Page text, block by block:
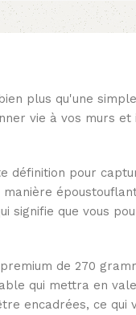
plus qu'une
vie à vos murs
définition pour
signifie que vous
de 270
qui mettra en
encadrées, ce qui